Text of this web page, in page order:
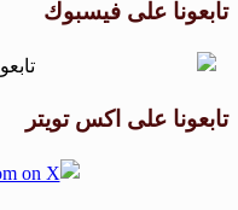
تابعونا على فيسبوك
تابعونا على اكس تويتر